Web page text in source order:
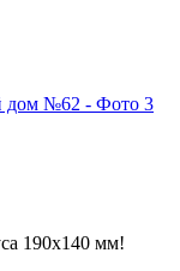
190х140 мм!